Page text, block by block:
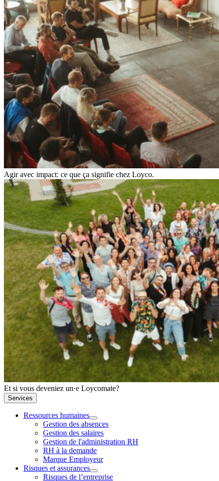
Agir avec impact: ce que ça signifie chez Loyco.
Et si vous deveniez un·e Loycomate?
Services
Ressources humaines
Gestion des absences
Gestion des salaires
Gestion de l'administration RH
RH à la demande
Marque Employeur
Risques et assurances
Risques de l’entreprise